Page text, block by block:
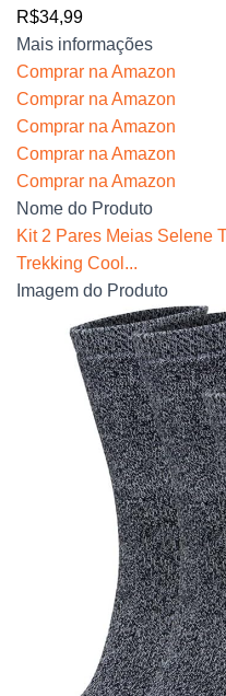
R$34,99
Mais informações
Comprar na Amazon
Comprar na Amazon
Comprar na Amazon
Comprar na Amazon
Comprar na Amazon
Nome do Produto
Kit 2 Pares Meias Selene
Trekking Cool...
Imagem do Produto